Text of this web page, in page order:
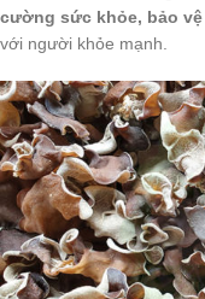
cường sức khỏe, bảo
với người khỏe mạnh.